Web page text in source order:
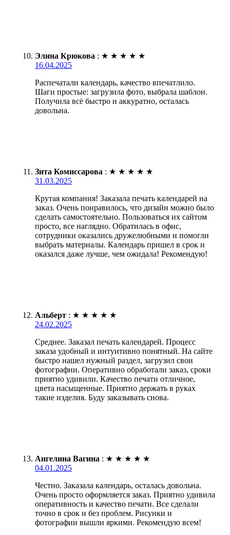
Элина Крюкова : ★ ★ ★ ★ ★
16.04.2025
Распечатали календарь, качество впечатлило.
Шаги простые: загрузила фото, выбрала шаблон.
Получила всё быстро и аккуратно, осталась
довольна.
Зита Комиссарова : ★ ★ ★ ★ ★
31.03.2025
Крутая компания! Заказала печать календарей на
заказ. Очень понравилось, что дизайн можно было
сделать самостоятельно. Пользоваться их сайтом
просто, все наглядно. Обратилась в офис,
сотрудники оказались дружелюбными и помогли
выбрать материалы. Календарь пришел в срок и
оказался даже лучше, чем ожидала! Рекомендую!
Альберт : ★ ★ ★ ★ ★
24.02.2025
Среднее. Заказал печать календарей. Процесс
заказа удобный и интуитивно понятный. На сайте
быстро нашел нужный раздел, загрузил свои
фотографии. Оперативно обработали заказ, сроки
приятно удивили. Качество печати отличное,
цвета насыщенные. Приятно держать в руках
такие изделия. Буду заказывать снова.
Ангелина Вагина : ★ ★ ★ ★ ★
04.01.2025
Честно. Заказала календарь, осталась довольна.
Очень просто оформляется заказ. Приятно удивила
оперативность и качество печати. Все сделали
точно в срок и без проблем. Рисунки и
фотографии вышли яркими. Рекомендую всем!